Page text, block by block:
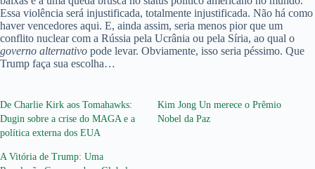
Essa violência será injustificada, totalmente injustificada. Não há como
haver vencedores aqui. E, ainda assim, seria menos pior que um
conflito nuclear com a Rússia pela Ucrânia ou pela Síria, ao qual o
governo alternativo pode levar. Obviamente, isso seria péssimo. Que
Trump faça sua escolha…
De Charlie Kirk aos Tomahawks:
Dugin sobre a crise do MAGA e a
política externa dos EUA
Kim Jong Un merece o Prêmio
Nobel da Paz
A Vitória de Trump: Uma